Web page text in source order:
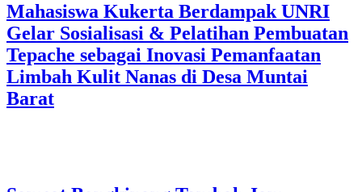
Mahasiswa Kukerta Berdampak UNRI
Gelar Sosialisasi & Pelatihan Pembuatan
Tepache sebagai Inovasi Pemanfaatan
Limbah Kulit Nanas di Desa Muntai
Barat